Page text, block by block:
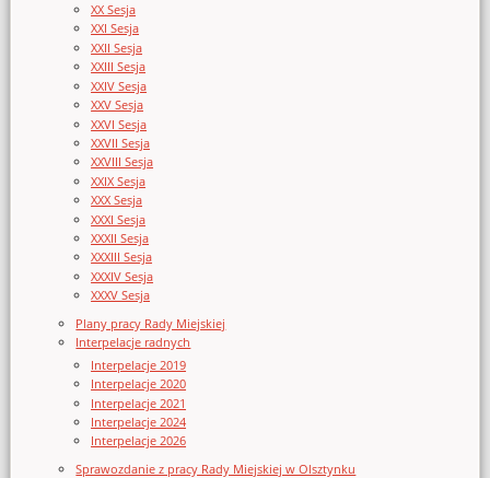
XX Sesja
XXI Sesja
XXII Sesja
XXIII Sesja
XXIV Sesja
XXV Sesja
XXVI Sesja
XXVII Sesja
XXVIII Sesja
XXIX Sesja
XXX Sesja
XXXI Sesja
XXXII Sesja
XXXIII Sesja
XXXIV Sesja
XXXV Sesja
Plany pracy Rady Miejskiej
Interpelacje radnych
Interpelacje 2019
Interpelacje 2020
Interpelacje 2021
Interpelacje 2024
Interpelacje 2026
Sprawozdanie z pracy Rady Miejskiej w Olsztynku